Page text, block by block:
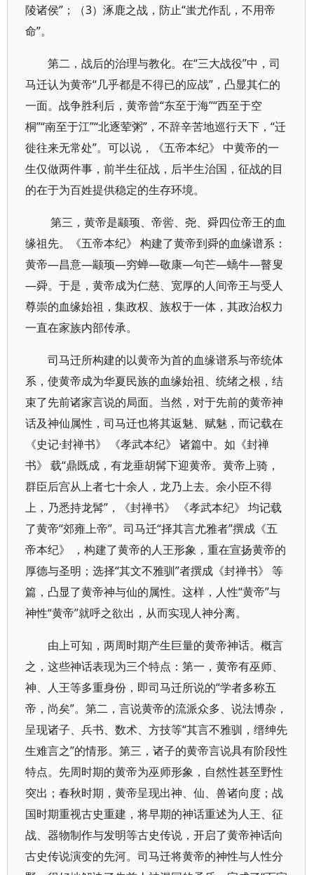
陵诸侯”；（3）涿鹿之战，防止“蚩尤作乱，不用帝
命”。
第二，战后的治理与教化。在“三大战役”中，司
马迁认为黄帝“几乎都是不得已的应战”，凸显其仁的
一面。战争胜利后，黄帝曾“东至于海”“西至于空
桐”“南至于江”“北逐荤粥”，不辞辛苦地巡行天下，“迁
徙往来无常处”。可以说，《五帝本纪》 中黄帝的一
生仅做两件事，前半生征战，后半生治国，征战的目
的在于为百姓提供稳定的生存环境。
第三，黄帝是颛顼、帝喾、尧、舜四位帝王的血
缘祖先。《五帝本纪》 构建了黄帝到舜的血缘谱系：
黄帝—昌意—颛顼—穷蝉—敬康—句芒—蟜牛—瞽叟
—舜。于是，黄帝成为仁慈、宽厚的人间帝王与受人
尊崇的血缘始祖，集政权、族权于一体，其政治权力
一直在家族内部传承。
司马迁所构建的以黄帝为首的血缘谱系与帝统体
系，使黄帝成为华夏民族的血缘始祖、统绪之根，结
束了先前诸家言说的局面。当然，对于先前的黄帝神
话及神仙属性，司马迁也将其返魅、赋魅，而记载在
《史记·封禅书》 《孝武本纪》 诸篇中。如《封禅
书》 载“鼎既成，有龙垂胡髯下迎黄帝。黄帝上骑，
群臣后宫从上者七十余人，龙乃上去。余小臣不得
上，乃悉持龙髯”，《封禅书》 《孝武本纪》 均记载
了黄帝“郊雍上帝”。司马迁“择其言尤雅者”撰成《五
帝本纪》 ，构建了黄帝的人王形象，重在宣扬黄帝的
厚德与圣明；选择“其文不雅驯”者撰成《封禅书》 等
篇，凸显了黄帝神与仙的属性。这样，人性“黄帝”与
神性“黄帝”就呼之欲出，从而实现人神分离。
由上可知，两周时期产生巨量的黄帝神话。概言
之，这些神话表现为三个特点：第一，黄帝有巫师、
神、人王等多重身份，即司马迁所说的“学者多称五
帝，尚矣”。第二，言说黄帝的流派众多、说法博杂，
呈现诸子、兵书、数术、方技等“其言不雅驯，缙绅先
生难言之”的情形。第三，诸子的黄帝言说具有阶段性
特点。先周时期的黄帝为巫师形象，自然性甚至野性
突出；春秋时期，黄帝呈现出神、仙、兽诸向度；战
国时期重视古史重建，将早期的神话重述为人王、征
战、器物制作与发明等古史传说，开启了黄帝神话向
古史传说演变的先河。司马迁将黄帝的神性与人性分